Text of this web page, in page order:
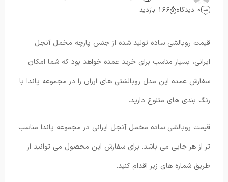
0 دیدگاه
166 بازدید
قیمت روبالشی ساده تولید شده از جنس پارچه مخمل آنجل
ایرانی، بسیار مناسب برای خرید عمده خواهد بود که شما امکان
سفارش عمده این مدل روبالشتی های ارزان را در مجموعه پاندا با
رنگ بندی های متنوع دارید.
قیمت روبالشی ساده مخمل آنجل ایرانی در مجموعه پاندا مناسب
تر از هر جایی می باشد. برای سفارش این محصول می توانید از
طریق شماره های زیر اقدام کنید.